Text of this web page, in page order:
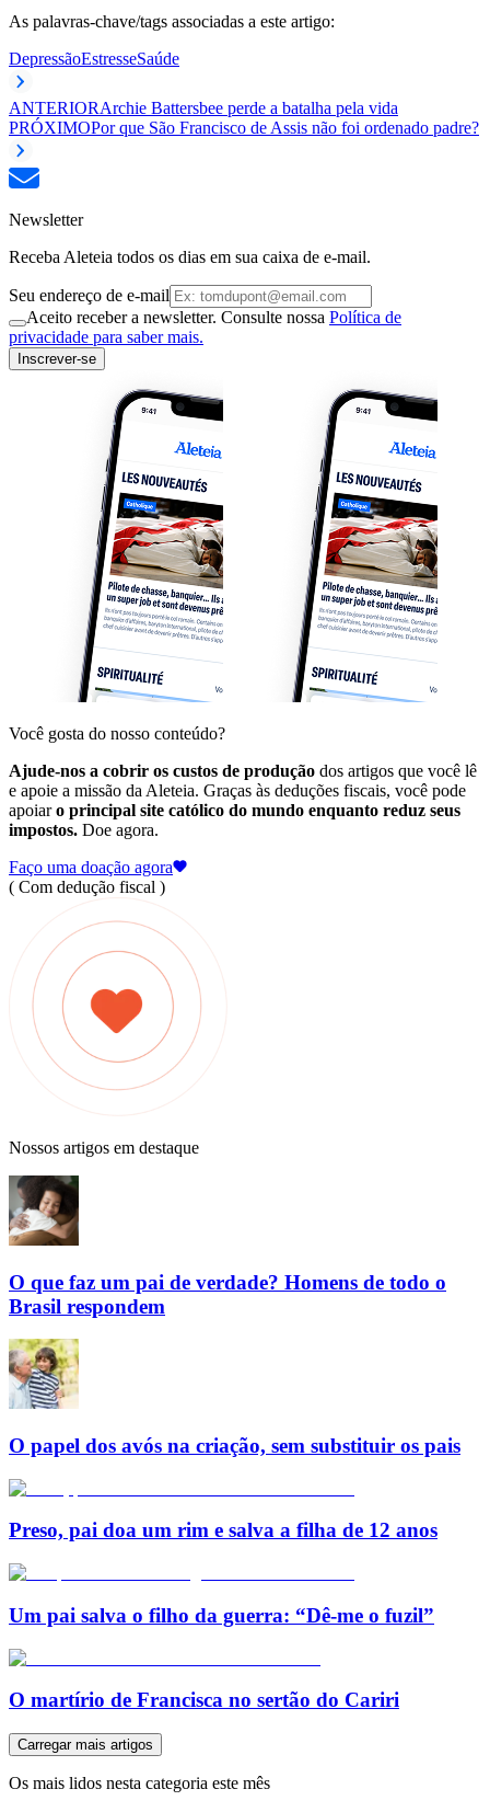
As palavras-chave/tags associadas a este artigo:
DepressãoEstresseSaúde
ANTERIORArchie Battersbee perde a batalha pela vida
PRÓXIMOPor que São Francisco de Assis não foi ordenado padre?
Newsletter
Receba Aleteia todos os dias em sua caixa de e-mail.
Seu endereço de e-mail
Aceito receber a newsletter. Consulte nossa Política de
privacidade para saber mais.
Inscrever-se
Você gosta do nosso conteúdo?
Ajude-nos a cobrir os custos de produção dos artigos que você lê
e apoie a missão da Aleteia. Graças às deduções fiscais, você pode
apoiaro principal site católico do mundo enquanto reduz seus
impostos. Doe agora.
Faço uma doação agora
( Com dedução fiscal )
Nossos artigos em destaque
O que faz um pai de verdade? Homens de todo o
Brasil respondem
O papel dos avós na criação, sem substituir os pais
Preso, pai doa um rim e salva a filha de 12 anos
Um pai salva o filho da guerra: “Dê-me o fuzil”
O martírio de Francisca no sertão do Cariri
Carregar mais artigos
Os mais lidos nesta categoria este mês